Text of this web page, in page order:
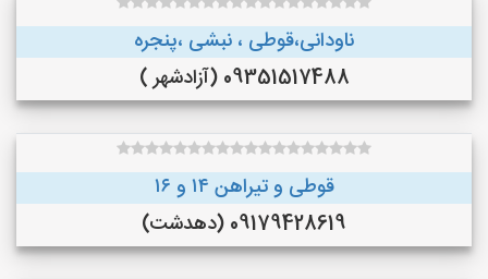
ناودانی،قوطی ، نبشی ،پنجره
09351517488 (آزادشهر )
قوطی و تیراهن ۱۴ و ۱۶
09179428619 (دهدشت)